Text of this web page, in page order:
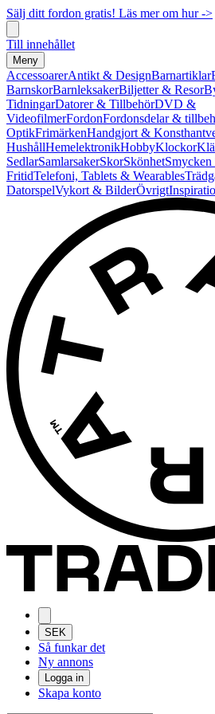
Sälj ditt fordon gratis! Läs mer om hur ->
Till innehållet
Meny
AccessoarerAntikt & DesignBarnartiklar
BarnskorBarnleksakerBiljetter & Resor
TidningarDatorer & TillbehörDVD &
VideofilmerFordonFordonsdelar &
OptikFrimärkenHandgjort &
HushållHemelektronikHobbyKlockor
SedlarSamlarsakerSkorSkönhet
FritidTelefoni, Tablets & Wearables
DatorspelVykort & BilderÖvrigt
SEK
Så funkar det
Ny annons
Logga in
Skapa konto